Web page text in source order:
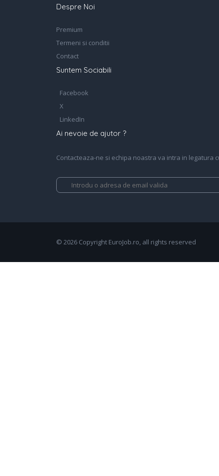
Despre Noi
Premium
Termeni si conditii
Contact
Suntem Sociabili
Facebook
X
LinkedIn
Ai nevoie de ajutor ?
Contacteaza-ne si echipa noastra va intra in legatura
© 2026 Copyright EuroJob.ro, all rights reserved